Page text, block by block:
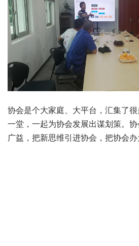
协会是个大家庭、大平台，汇集了
一堂，一起为协会发展出谋划策。
广益，把新思维引进协会，把协会办